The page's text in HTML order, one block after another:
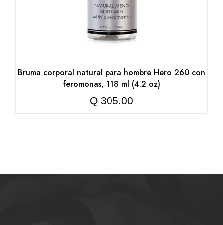
Bruma corporal natural para hombre Hero 260 con
feromonas, 118 ml (4.2 oz)
Q 305.00